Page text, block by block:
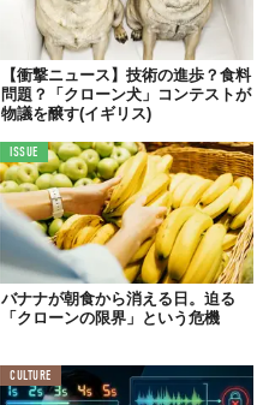
【衝撃ニュース】技術の進歩？食料
問題？「クローン犬」コンテストが
物議を醸す(イギリス)
ISSUE
バナナが朝食から消える日。迫る
「クローンの限界」という危機
CULTURE